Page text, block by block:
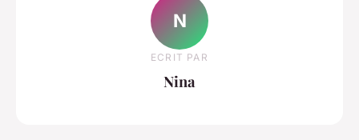
N
ECRIT PAR
Nina